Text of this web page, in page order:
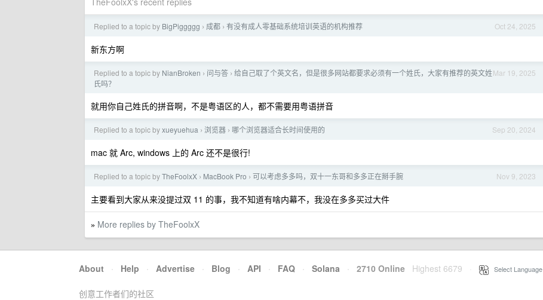
Oct 24, 2025
Replied to a topic by BigPiggggg › 成都 › 有没有成人零基础系统培训英语的机构推荐
新东方啊
Mar 19, 2025
Replied to a topic by NianBroken › 问与答 › 给自己取了个英文名，但是很多网站都要求必须有一个姓氏，大家有推荐的英文姓
氏吗？
就用你自己姓氏的拼音啊，不是粤语区的人，都不需要用粤语拼音
Sep 20, 2024
Replied to a topic byxueyuehua › 浏览器 › 哪个浏览器适合长时间使用的
mac 就 Arc, windows 上的 Arc 还不是很行!
Nov 9, 2023
Replied to a topic byTheFoolxX › MacBook Pro › 可以考虑多多吗，双十一东哥和多多正在掰手腕
主要看到大家从来没提过双 11 的事，我不知道有啥内幕不，我没在多多买过大件
» More replies by TheFoolxX
About · Help · Advertise · Blog · API · FAQ · Solana · 2710 Online Highest 6679 Select Language
创意工作者们的社区